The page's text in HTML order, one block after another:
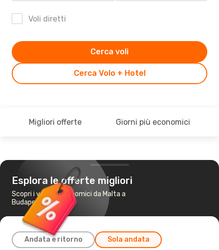
Voli diretti
Cerca Volo + Hotel
Cerca voli
Migliori offerte Giorni più economici
Esplora le offerte migliori
Scopri i voli più economici da Malta a
Budapest
Andata e ritorno Sola andata